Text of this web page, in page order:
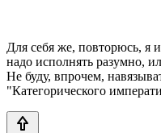
Для себя же, повторюсь, я
надо исполнять разумно,
Не буду, впрочем,
"Категорического